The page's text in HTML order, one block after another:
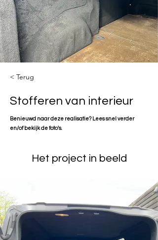
< Terug
Stofferen van interieur
Benieuwd naar deze realisatie? Lees snel verder
en/of bekijk de foto's.
Het project in beeld